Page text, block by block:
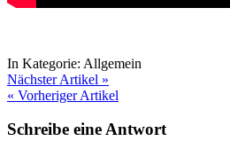
In Kategorie: Allgemein
Nächster Artikel »
« Vorheriger Artikel
Schreibe eine Antwort